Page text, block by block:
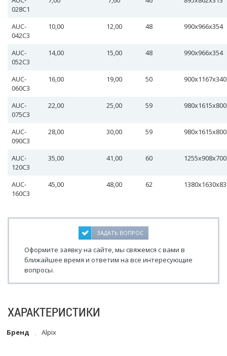
028С1
AUC-
042С3
10,00 12,00 48 990х966х354
AUC-
052С3
14,00 15,00 48 990х966х354
AUC-
060С3
16,00 19,00 50 900х1167х340
AUC-
075С3
22,00 25,00 59 980х1615х800
AUC-
090С3
28,00 30,00 59 980х1615х800
AUC-
120С3
35,00 41,00 60
AUC-
160С3
45,00 48,00 62
ЗАДАТЬ ВОПРОС
Оформите заявку на сайте, мы свяжемся с вами в
ближайшее время и ответим на все интересующие
вопросы.
ХАРАКТЕРИСТИКИ
Бренд Alpix